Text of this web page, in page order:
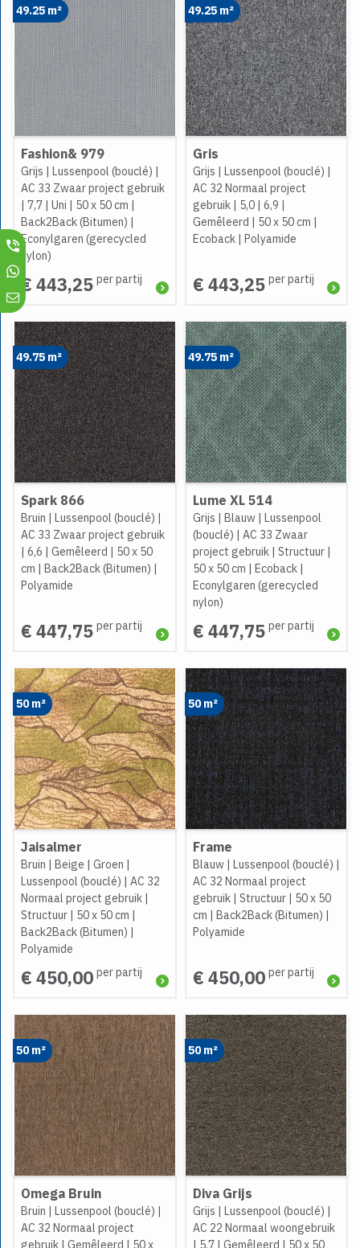
49.25 m²
Fashion& 979
Grijs | Lussenpool (bouclé) |
AC 33 Zwaar project gebruik
| 7,7 | Uni | 50 x 50 cm |
Back2Back (Bitumen) |
Econylgaren (gerecycled
nylon)
€ 443,25 per partij
49.25 m²
Gris
Grijs | Lussenpool (bouclé) |
AC 32 Normaal project
gebruik| 5,0| 6,9 |
Gemêleerd | 50 x 50 cm |
Ecoback| Polyamide
€ 443,25 per partij
49.75 m²
Spark 866
Bruin | Lussenpool (bouclé) |
AC 33 Zwaar project gebruik
| 6,6 | Gemêleerd | 50 x 50
cm | Back2Back (Bitumen) |
Polyamide
€ 447,75 per partij
49.75 m²
Lume XL 514
Grijs | Blauw| Lussenpool
(bouclé) | AC 33 Zwaar
project gebruik| Structuur|
50 x 50 cm | Ecoback|
Econylgaren (gerecycled
nylon)
€ 447,75 per partij
50 m²
Jaisalmer
Bruin | Beige | Groen |
Lussenpool (bouclé) | AC 32
Normaal project gebruik |
Structuur | 50 x 50 cm |
Back2Back (Bitumen) |
Polyamide
€ 450,00 per partij
50 m²
Frame
Blauw| Lussenpool (bouclé) |
AC 32 Normaal project
gebruik| Structuur| 50 x 50
cm | Back2Back (Bitumen) |
Polyamide
€ 450,00 per partij
50 m²
Omega Bruin
Bruin | Lussenpool (bouclé) |
AC 32 Normaal project
gebruik | Gemêleerd | 50 x
50 m²
Diva Grijs
Grijs | Lussenpool (bouclé) |
AC 22 Normaal woongebruik
| 5,7| Gemêleerd | 50 x 50